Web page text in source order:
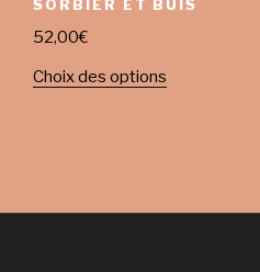
SORBIER ET BUIS
52,00€
Choix des options